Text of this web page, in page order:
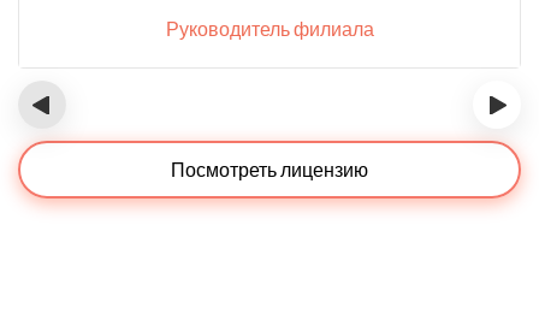
Руководитель филиала
‹ ›
Посмотреть лицензию